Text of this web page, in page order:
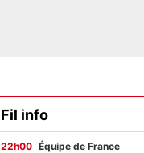
Fil info
22h00 Équipe de France